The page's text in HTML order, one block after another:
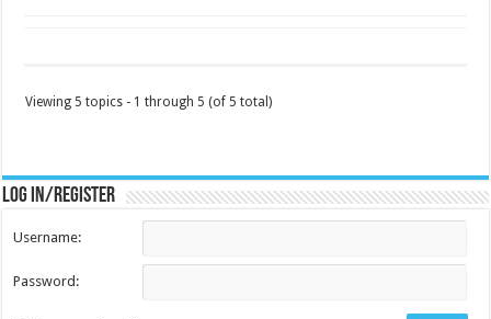
Viewing 5 topics - 1 through 5 (of 5 total)
Log in/register
Username:
Password: